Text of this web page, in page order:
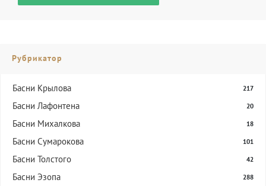
Рубрикатор
Басни Крылова 217
Басни Лафонтена 20
Басни Михалкова 18
Басни Сумарокова 101
Басни Толстого 42
Басни Эзопа 288